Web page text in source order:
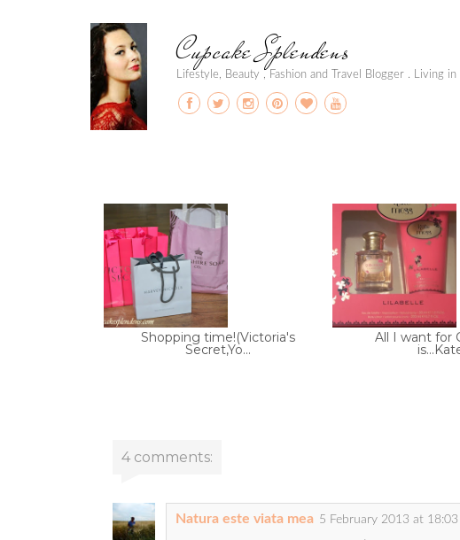
Cupcake Splendens
Lifestyle, Beauty , Fashion and Travel Blogger . Living
Shopping time!(Victoria's
Secret,Yo...
All I want for
4 comments:
Natura este viata mea 5 February 2013 at 18:03